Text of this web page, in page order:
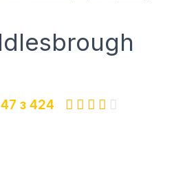
з 424     